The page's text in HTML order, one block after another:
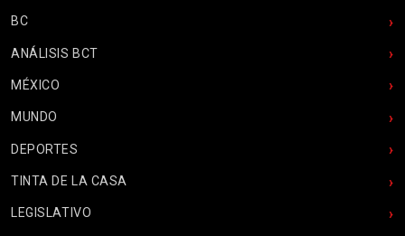
BC
ANÁLISIS BCT
MÉXICO
MUNDO
DEPORTES
TINTA DE LA CASA
LEGISLATIVO